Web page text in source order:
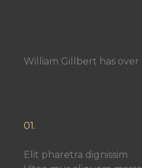
William Gillbert has
01.
Elit pharetra dignissim